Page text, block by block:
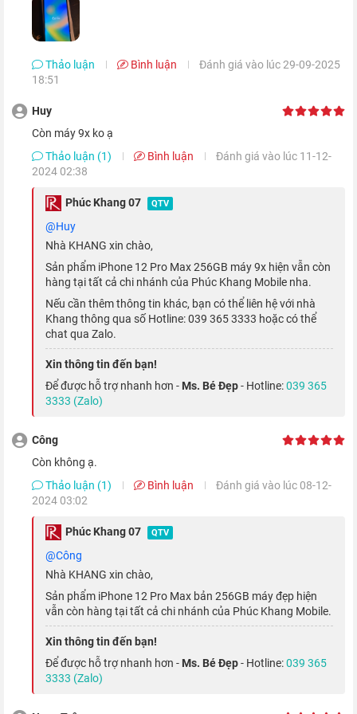
MP, bao gồm: camera góc rộng, camera góc siêu rộng và
camera tele. Đặc biệt, với tiêu cự 65 mm trên ống kính tele,
giúp bản Pro Max có phạm vi zoom quang đến 5x và zoom kỹ
thuật số đạt 12x.
Ngoài ra, Nhà Táo cũng mang đến cho các phiên bản Pro năm
cảm biến LiDAR. Công nghệ này không chỉ tăng cường khả
năng chụp ảnh trong điều kiện thiếu sáng, mà còn hỗ trợ cho
các trải nghiệm AR trong tương lai.
Thảo luận Bình luận
Đánh giá vào lúc 29-09-2025
18:51
Huy
Còn máy 9x ko ạ
Thảo luận (1)
Bình luận
Đánh giá vào lúc 11-12-
2024 02:38
Phúc Khang 07 QTV
@Huy
Nhà KHANG xin chào,
Sản phẩm iPhone 12 Pro Max 256GB máy 9x hiện vẫn còn
hàng tại tất cả chi nhánh của Phúc Khang Mobile nha.
Nếu cần thêm thông tin khác, bạn có thể liên hệ với nhà
Khang thông qua số Hotline: 039 365 3333 hoặc có thể
chat qua Zalo.
Xin thông tin đến bạn!
Để được hỗ trợ nhanh hơn - Ms. Bé Đẹp- Hotline:039 365
3333 (Zalo)
Công
Còn không ạ.
Thảo luận (1)
Bình luận
Đánh giá vào lúc 08-12-
2024 03:02
Phúc Khang 07 QTV
@Công
Nhà KHANG xin chào,
Sản phẩm iPhone 12 Pro Max bản 256GB máy đẹp hiện
vẫn còn hàng tại tất cả chi nhánh của Phúc Khang Mobile.
Xin thông tin đến bạn!
Để được hỗ trợ nhanh hơn - Ms. Bé Đẹp- Hotline:039 365
3333 (Zalo)